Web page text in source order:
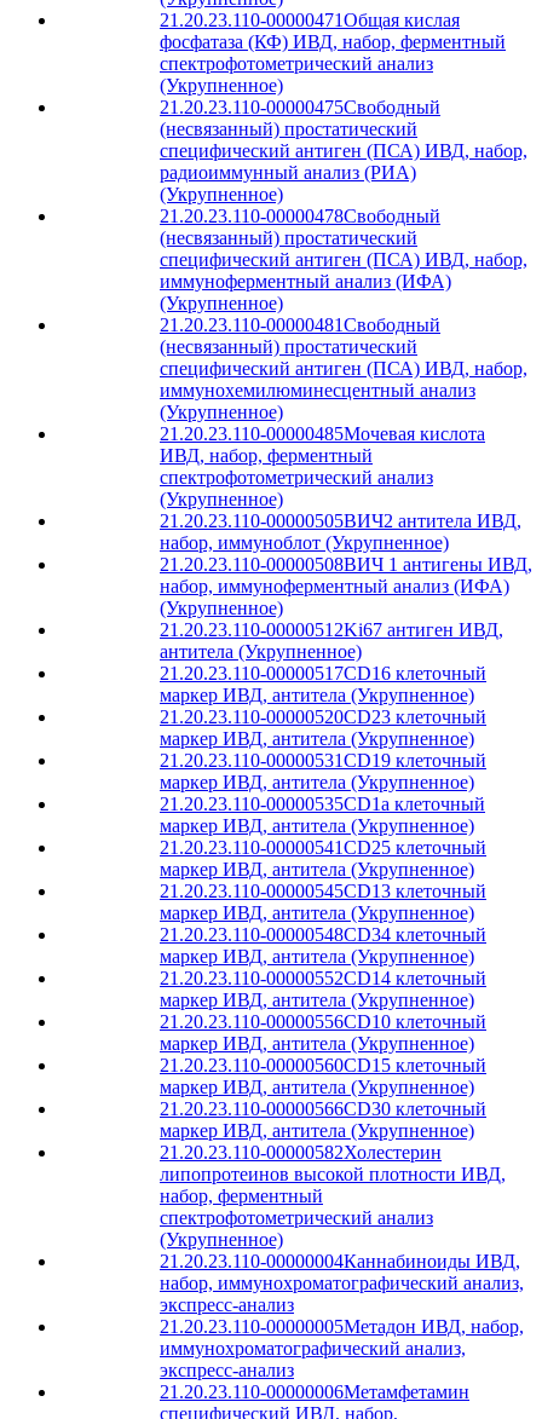
21.20.23.110-00000471Общая кислая
фосфатаза (КФ) ИВД, набор, ферментный
спектрофотометрический анализ
(Укрупненное)
21.20.23.110-00000475Свободный
(несвязанный) простатический
специфический антиген (ПСА) ИВД, набор,
радиоиммунный анализ (РИА)
(Укрупненное)
21.20.23.110-00000478Свободный
(несвязанный) простатический
специфический антиген (ПСА) ИВД, набор,
иммуноферментный анализ (ИФА)
(Укрупненное)
21.20.23.110-00000481Свободный
(несвязанный) простатический
специфический антиген (ПСА) ИВД, набор,
иммунохемилюминесцентный анализ
(Укрупненное)
21.20.23.110-00000485Мочевая кислота
ИВД, набор, ферментный
спектрофотометрический анализ
(Укрупненное)
21.20.23.110-00000505ВИЧ2 антитела ИВД,
набор, иммуноблот (Укрупненное)
21.20.23.110-00000508ВИЧ 1 антигены ИВД,
набор, иммуноферментный анализ (ИФА)
(Укрупненное)
21.20.23.110-00000512Ki67 антиген ИВД,
антитела (Укрупненное)
21.20.23.110-00000517CD16 клеточный
маркер ИВД, антитела (Укрупненное)
21.20.23.110-00000520CD23 клеточный
маркер ИВД, антитела (Укрупненное)
21.20.23.110-00000531CD19 клеточный
маркер ИВД, антитела (Укрупненное)
21.20.23.110-00000535CD1a клеточный
маркер ИВД, антитела (Укрупненное)
21.20.23.110-00000541CD25 клеточный
маркер ИВД, антитела (Укрупненное)
21.20.23.110-00000545CD13 клеточный
маркер ИВД, антитела (Укрупненное)
21.20.23.110-00000548CD34 клеточный
маркер ИВД, антитела (Укрупненное)
21.20.23.110-00000552CD14 клеточный
маркер ИВД, антитела (Укрупненное)
21.20.23.110-00000556CD10 клеточный
маркер ИВД, антитела (Укрупненное)
21.20.23.110-00000560CD15 клеточный
маркер ИВД, антитела (Укрупненное)
21.20.23.110-00000566CD30 клеточный
маркер ИВД, антитела (Укрупненное)
21.20.23.110-00000582Холестерин
липопротеинов высокой плотности ИВД,
набор, ферментный
спектрофотометрический анализ
(Укрупненное)
21.20.23.110-00000004Каннабиноиды ИВД,
набор, иммунохроматографический анализ,
экспресс-анализ
21.20.23.110-00000005Метадон ИВД, набор,
иммунохроматографический анализ,
экспресс-анализ
21.20.23.110-00000006Метамфетамин
специфический ИВД, набор,